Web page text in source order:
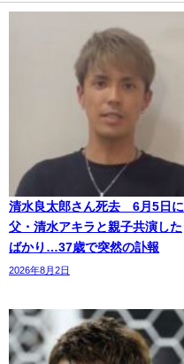
清水良太郎さん死去 6月5日に
父・清水アキラと親子共演した
ばかり…37歳で突然の訃報
2026年8月2日